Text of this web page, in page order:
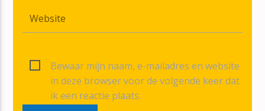
Bewaar mijn naam, e-mailadres en website
in deze browser voor de volgende keer dat
ik een reactie plaats.